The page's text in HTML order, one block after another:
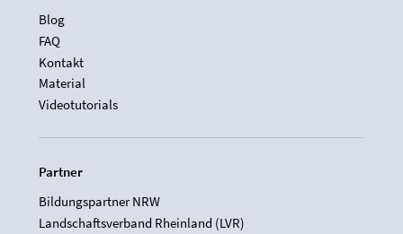
Blog
FAQ
Kontakt
Material
Videotutorials
Partner
Bildungspartner NRW
Landschaftsverband Rheinland (LVR)